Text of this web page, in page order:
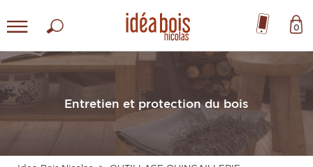
0
Entretien et protection du bois